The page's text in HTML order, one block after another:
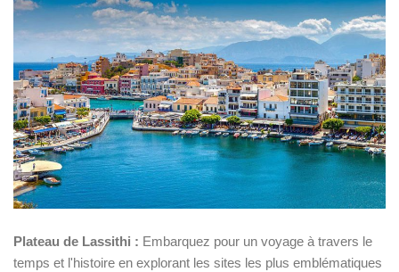
Plateau de Lassithi : Embarquez pour un voyage à travers le
temps et l'histoire en explorant les sites les plus emblématiques